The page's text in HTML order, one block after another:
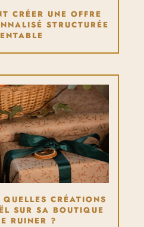
CRÉER UNE OFFRE
STRUCTURÉE
CRÉATIONS
SUR SA BOUTIQUE
RUINER ?